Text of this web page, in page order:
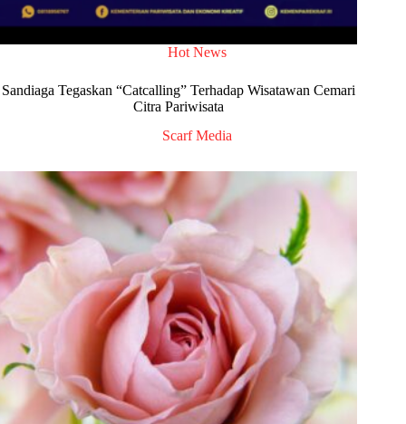
Hot News
Sandiaga Tegaskan “Catcalling” Terhadap Wisatawan Cemari
Citra Pariwisata
Scarf Media